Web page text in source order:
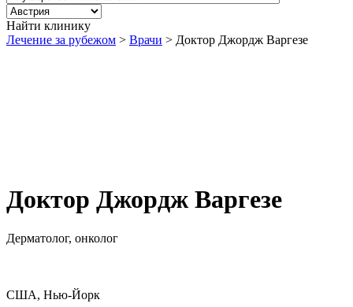
Найти клинику
Лечение за рубежом > Врачи > Доктор Джордж Варгезе
Доктор Джордж Варгезе
Дерматолог, онколог
США, Нью-Йорк